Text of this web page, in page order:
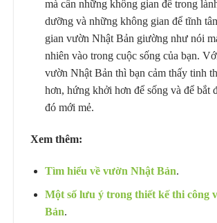
mà cần những không gian để trong
dưỡng và những không gian để tĩnh
gian vườn Nhật Bản giường như nói
nhiên vào trong cuộc sống của bạn.
vườn Nhật Bản thì bạn cảm thấy tinh
hơn, hứng khởi hơn để sống và để bắt
đó mới mẻ.
Xem thêm:
Tìm hiểu về vườn Nhật Bản.
Một số lưu ý trong thiết kế thi công
Bản.